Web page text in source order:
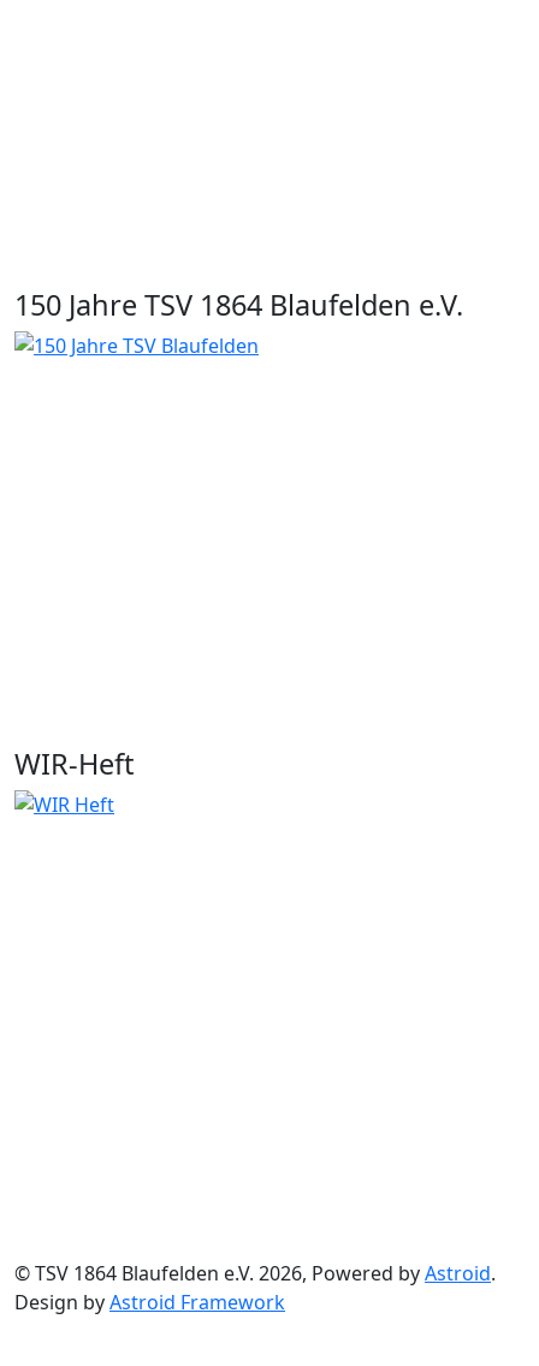
150 Jahre TSV 1864 Blaufelden e.V.
WIR-Heft
© TSV 1864 Blaufelden e.V. 2026, Powered byAstroid.
Design byAstroid Framework